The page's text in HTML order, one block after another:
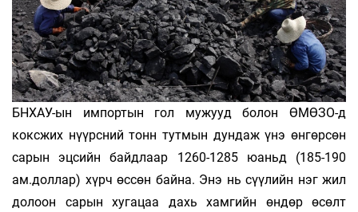
БНХАУ-ын импортын гол мужууд болон ӨМӨЗО-д
коксжих нүүрсний тонн тутмын дундаж үнэ өнгөрсөн
сарын эцсийн байдлаар 1260-1285 юаньд (185-190
ам.доллар) хүрч өссөн байна. Энэ нь сүүлийн нэг жил
долоон сарын хугацаа дахь хамгийн өндөр өсөлт